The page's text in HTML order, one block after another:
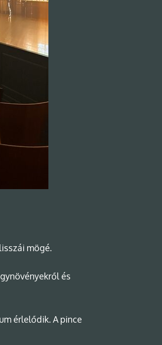
mögé.
és
érlelődik. A pince